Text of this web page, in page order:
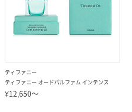
ティファニー
ティファニー オードパルファム インテンス
¥12,650～